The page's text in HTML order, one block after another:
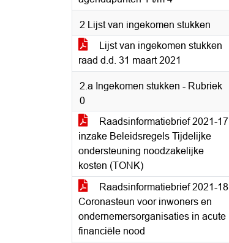
2 Lijst van ingekomen stukken
Lijst van ingekomen stukken
raad d.d. 31 maart 2021
2.a Ingekomen stukken - Rubriek
0
Raadsinformatiebrief 2021-17
inzake Beleidsregels Tijdelijke
ondersteuning noodzakelijke
kosten (TONK)
Raadsinformatiebrief 2021-18
Coronasteun voor inwoners en
ondernemersorganisaties in acute
financiële nood